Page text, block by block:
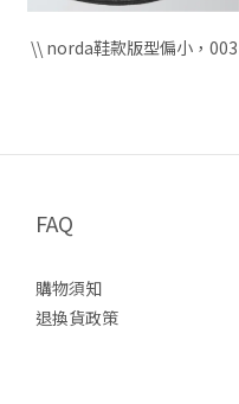
\\ norda鞋款版型偏小，
FAQ
購物須知
退換貨政策